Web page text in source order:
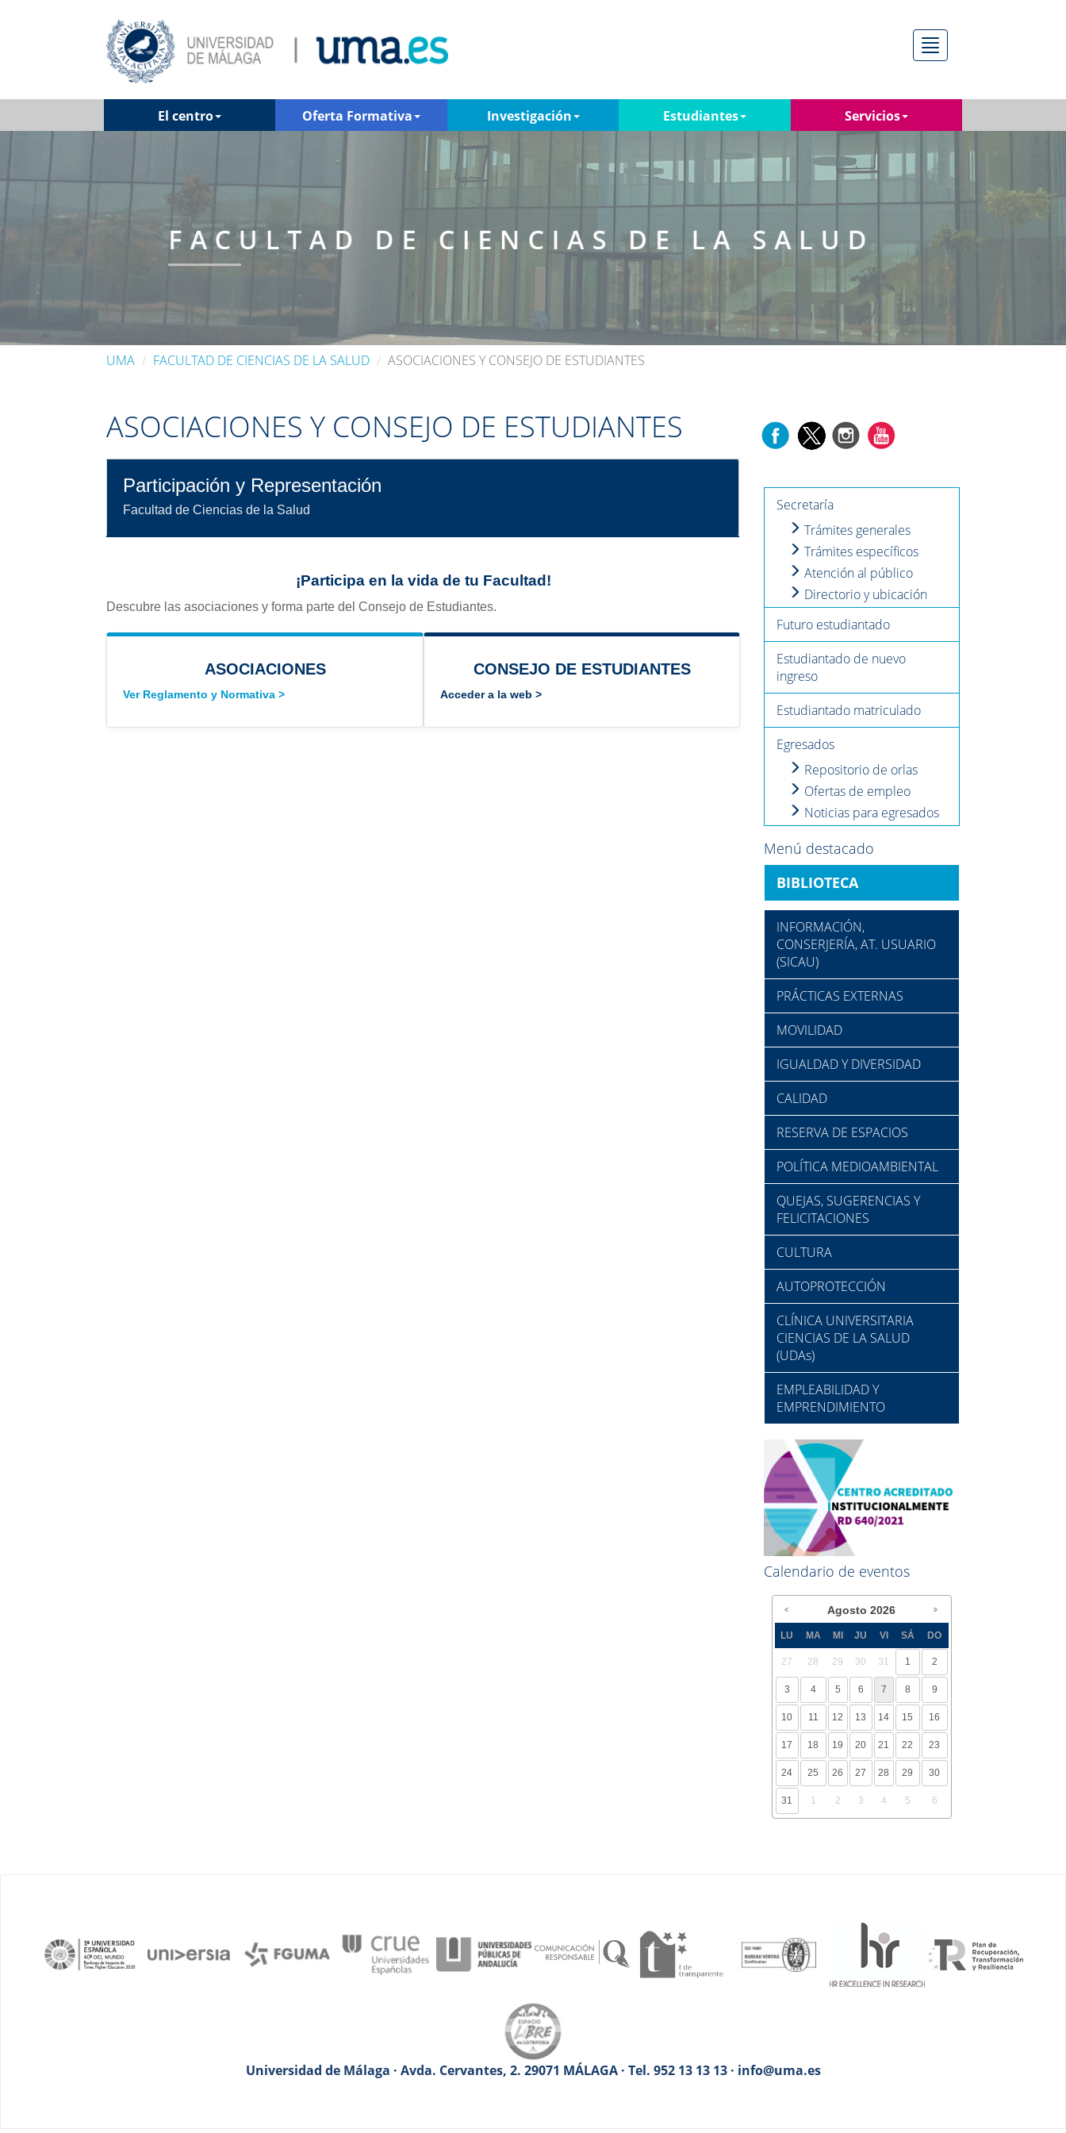
Menú
El centro Oferta Formativa Investigación Estudiantes Servicios
UMA FACULTAD DE CIENCIAS DE LA SALUD ASOCIACIONES Y CONSEJO DE ESTUDIANTES
ASOCIACIONES Y CONSEJO DE ESTUDIANTES
Participación y Representación
Facultad de Ciencias de la Salud
¡Participa en la vida de tu Facultad!
Descubre las asociaciones y forma parte del Consejo de Estudiantes.
ASOCIACIONES
Ver Reglamento y Normativa >
CONSEJO DE ESTUDIANTES
Acceder a la web >
Secretaría
Trámites generales
Trámites específicos
Atención al público
Directorio y ubicación
Futuro estudiantado
Estudiantado de nuevo
ingreso
Estudiantado matriculado
Egresados
Repositorio de orlas
Ofertas de empleo
Noticias para egresados
Menú destacado
BIBLIOTECA
INFORMACIÓN,
CONSERJERÍA, AT. USUARIO
(SICAU)
PRÁCTICAS EXTERNAS
MOVILIDAD
IGUALDAD Y DIVERSIDAD
CALIDAD
RESERVA DE ESPACIOS
POLÍTICA MEDIOAMBIENTAL
QUEJAS, SUGERENCIAS Y
FELICITACIONES
CULTURA
AUTOPROTECCIÓN
CLÍNICA UNIVERSITARIA
CIENCIAS DE LA SALUD
(UDAs)
EMPLEABILIDAD Y
EMPRENDIMIENTO
Calendario de eventos
Agosto 2026
LU MA MI JU VI SÁ DO
27 28 29 30 31 1 2
3 4 5 6 7 8 9
10 11 12 13 14 15 16
17 18 19 20 21 22 23
24 25 26 27 28 29 30
31 1 2 3 4 5 6
Universidad de Málaga · Avda. Cervantes, 2. 29071 MÁLAGA · Tel. 952 13 13 13 · info@uma.es